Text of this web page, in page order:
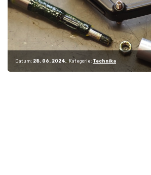
Datum: 28. 06. 2024 Kategorie: Technika